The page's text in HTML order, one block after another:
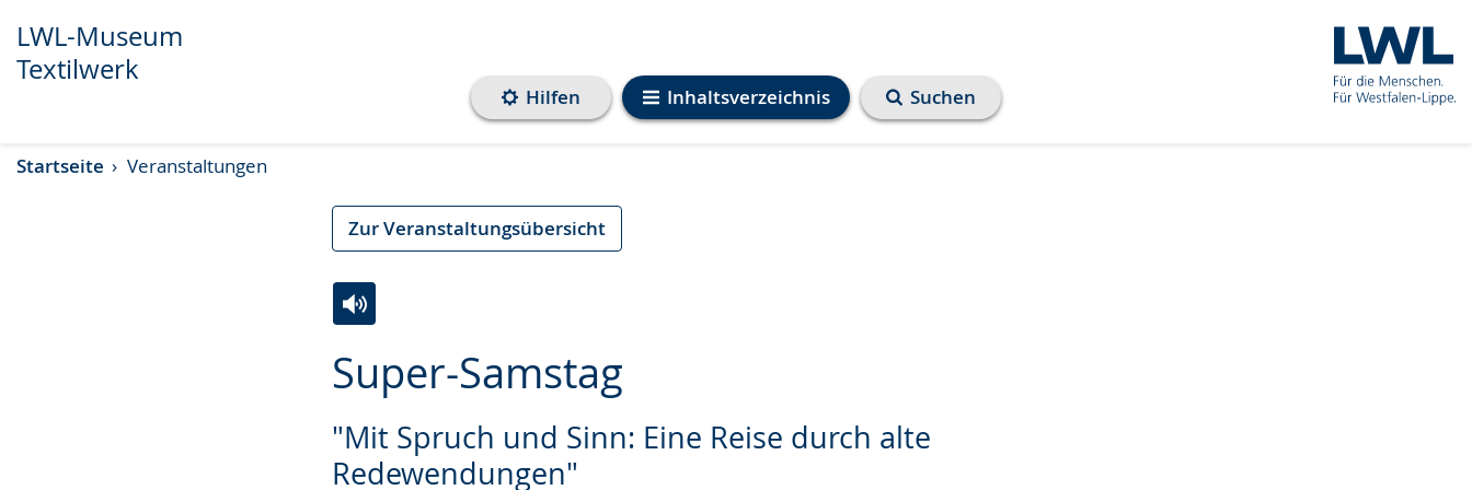
Transkript anzeigen
Abspielen
Pausieren
LWL-Museum
Textilwerk
Inhaltsverzeichnis
Hilfen Suchen
Startseite Veranstaltungen
Zur Veranstaltungsübersicht
Super-Samstag
"Mit Spruch und Sinn: Eine Reise durch alte
Redewendungen"
Leichten
Sprache
wechseln.
Audio-
Unterstützung.
Video
Deutscher
Gebärdensprache